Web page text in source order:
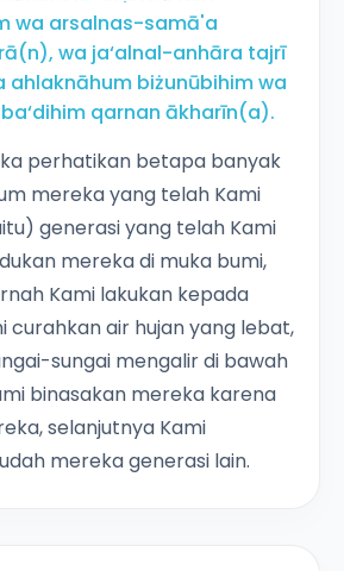
wa arsalnas-samā'a
wa ja‘alnal-anhāra tajrī
ahlaknāhum biżunūbihim wa
qarnan ākharīn(a).
perhatikan betapa banyak
mereka yang telah Kami
generasi yang telah Kami
mereka di muka bumi,
Kami lakukan kepada
curahkan air hujan yang lebat,
sungai mengalir di bawah
binasakan mereka karena
selanjutnya Kami
mereka generasi lain.